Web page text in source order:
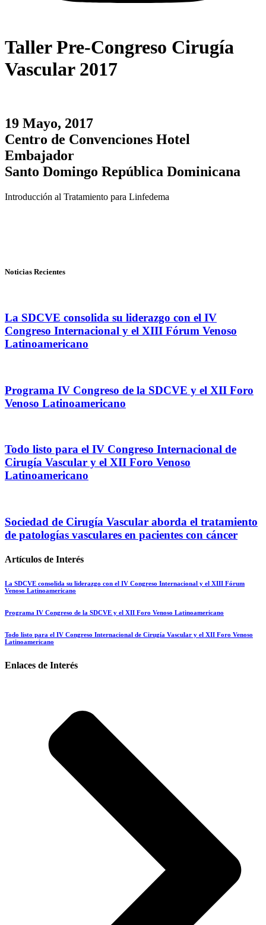
Taller Pre-Congreso Cirugía
Vascular 2017
19 Mayo, 2017
Centro de Convenciones Hotel
Embajador
Santo Domingo República Dominicana
Introducción al Tratamiento para Linfedema
Noticias Recientes
La SDCVE consolida su liderazgo con el IV
Congreso Internacional y el XIII Fórum Venoso
Latinoamericano
Programa IV Congreso de la SDCVE y el XII Foro
Venoso Latinoamericano
Todo listo para el IV Congreso Internacional de
Cirugía Vascular y el XII Foro Venoso
Latinoamericano
Sociedad de Cirugía Vascular aborda el tratamiento
de patologías vasculares en pacientes con cáncer
Artículos de Interés
La SDCVE consolida su liderazgo con el IV Congreso Internacional y el XIII Fórum
Venoso Latinoamericano
Programa IV Congreso de la SDCVE y el XII Foro Venoso Latinoamericano
Todo listo para el IV Congreso Internacional de Cirugía Vascular y el XII Foro Venoso
Latinoamericano
Enlaces de Interés